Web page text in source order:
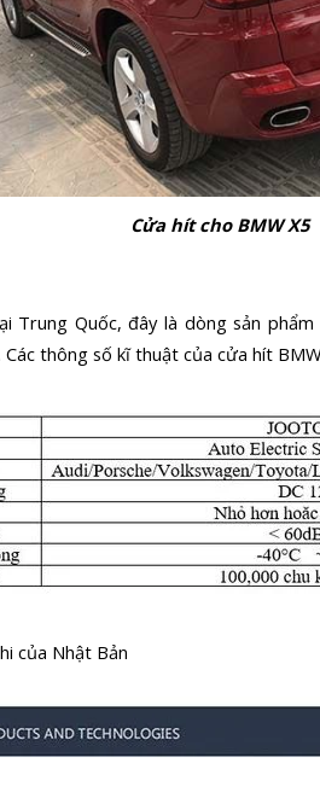
Cửa hít cho BMW X5
Trung Quốc, đây là dòng sản
thông số kĩ thuật của cửa hít
của Nhật Bản